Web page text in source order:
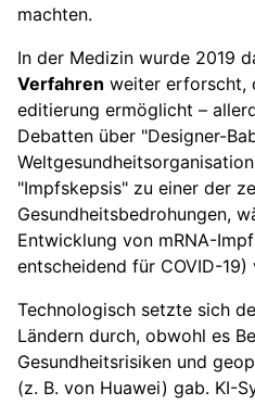
machten.
In der Medizin wurde 2019
Verfahren weiter erforscht,
editierung ermöglicht –
Debatten über "Designer-
"Impfskepsis" zu einer der
Gesundheitsbedrohungen,
Entwicklung von mRNA-
entscheidend für COVID-
Technologisch setzte sich
Ländern durch, obwohl es
Gesundheitsrisiken und
(z. B. von Huawei) gab. KI-